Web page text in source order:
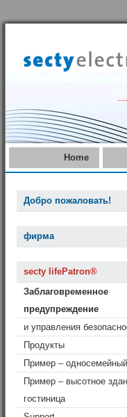
Home
Добро пожаловать!
фирма
secty lifePatron®
Заблаговременное
предупреждение
и управления
Продукты
Пример –
Пример – высотное
гостиница